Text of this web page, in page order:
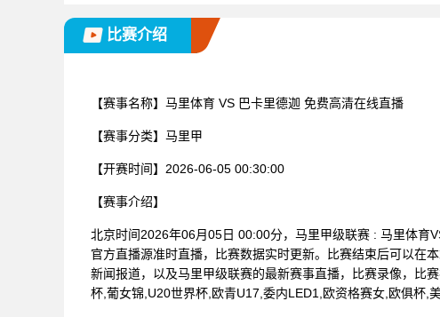
比赛介绍
【赛事名称】 马里体育 VS 巴卡里德迦 免费高清在线直播
【赛事分类】 马里甲
【开赛时间】 2026-06-05 00:30:00
【赛事介绍】
北京时间2026年06月05日 00:00分，马里甲级联赛 : 马里体育
官方直播源准时直播，比赛数据实时更新。比赛结束后可以在
新闻报道，以及马里甲级联赛的最新赛事直播，比赛录像，比
杯,葡女锦,U20世界杯,欧青U17,委内LED1,欧资格赛女,欧俱杯,